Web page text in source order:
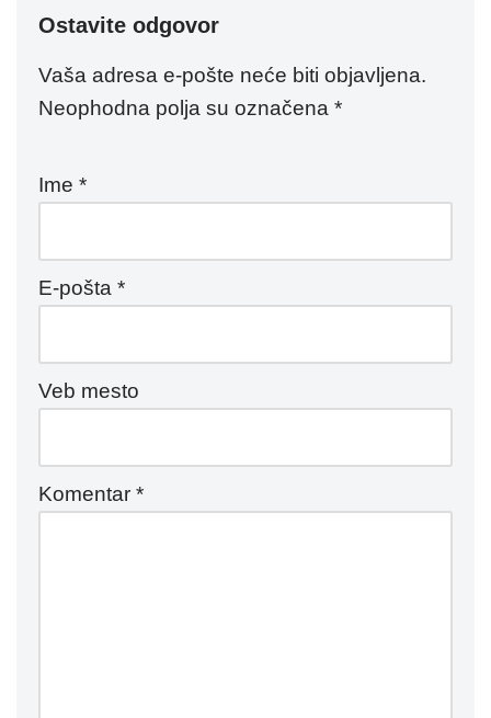
Ostavite odgovor
Vaša adresa e-pošte neće biti objavljena.
Neophodna polja su označena *
Ime *
E-pošta *
Veb mesto
Komentar *